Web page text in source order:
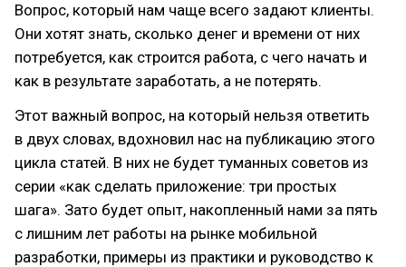
Вопрос, который нам чаще всего задают клиенты.
Они хотят знать, сколько денег и времени от них
потребуется, как строится работа, с чего начать и
как в результате заработать, а не потерять.
Этот важный вопрос, на который нельзя ответить
в двух словах, вдохновил нас на публикацию этого
цикла статей. В них не будет туманных советов из
серии «как сделать приложение: три простых
шага». Зато будет опыт, накопленный нами за пять
с лишним лет работы на рынке мобильной
разработки, примеры из практики и руководство к